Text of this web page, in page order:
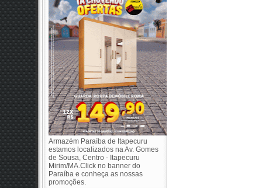
Armazém Paraíba de Itapecuru
estamos localizados na Av. Gomes
de Sousa, Centro - Itapecuru
Mirim/MA.Click no banner do
Paraíba e conheça as nossas
promoções.